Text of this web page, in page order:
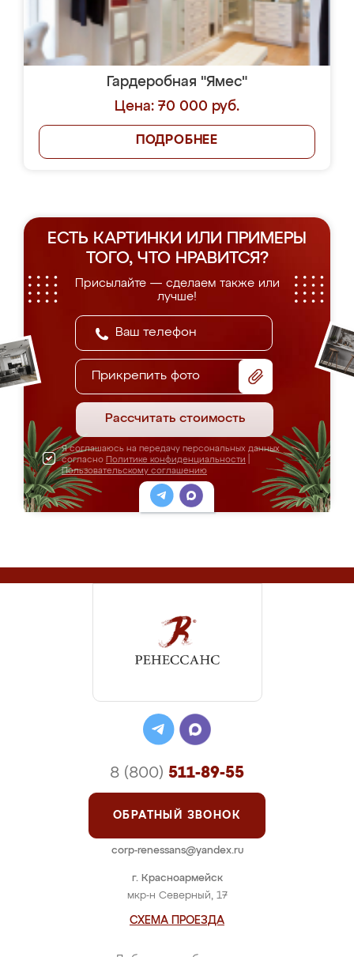
Гардеробная "Ямес"
Цена: 70 000 руб.
ПОДРОБНЕЕ
ЕСТЬ КАРТИНКИ ИЛИ ПРИМЕРЫ
ТОГО, ЧТО НРАВИТСЯ?
Присылайте — сделаем также или
лучше!
Прикрепить фото
Рассчитать стоимость
Я соглашаюсь на передачу персональных данных
согласно Политике конфиденциальности
Пользовательскому соглашению
г. Красноармейск
мкр-н Северный, 17
СХЕМА ПРОЕЗДА
8 (800) 511-89-55
ОБРАТНЫЙ ЗВОНОК
corp-renessans@yandex.ru